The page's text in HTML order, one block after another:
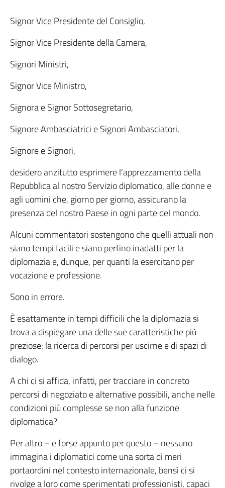
Signor Vice Presidente del Consiglio,
Signor Vice Presidente della Camera,
Signori Ministri,
Signor Vice Ministro,
Signora e Signor Sottosegretario,
Signore Ambasciatrici e Signori Ambasciatori,
Signore e Signori,
desidero anzitutto esprimere l’apprezzamento della
Repubblica al nostro Servizio diplomatico, alle donne e
agli uomini che, giorno per giorno, assicurano la
presenza del nostro Paese in ogni parte del mondo.
Alcuni commentatori sostengono che quelli attuali non
siano tempi facili e siano perfino inadatti per la
diplomazia e, dunque, per quanti la esercitano per
vocazione e professione.
Sono in errore.
È esattamente in tempi difficili che la diplomazia si
trova a dispiegare una delle sue caratteristiche più
preziose: la ricerca di percorsi per uscirne e di spazi di
dialogo.
A chi ci si affida, infatti, per tracciare in concreto
percorsi di negoziato e alternative possibili, anche nelle
condizioni più complesse se non alla funzione
diplomatica?
Per altro – e forse appunto per questo – nessuno
immagina i diplomatici come una sorta di meri
portaordini nel contesto internazionale, bensì ci si
rivolge a loro come sperimentati professionisti, capaci